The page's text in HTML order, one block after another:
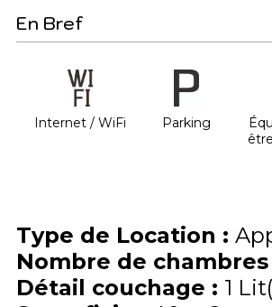
En Bref
Internet / WiFi Parking
Type de Location :
Nombre de chambres
Détail couchage : 1